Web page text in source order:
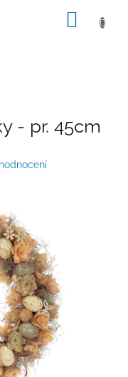
- pr. 45cm